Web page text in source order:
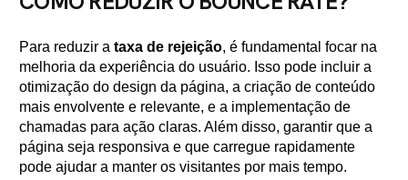
Para reduzir a taxa de rejeição, é fundamental focar na
melhoria da experiência do usuário. Isso pode incluir a
otimização do design da página, a criação de conteúdo
mais envolvente e relevante, e a implementação de
chamadas para ação claras. Além disso, garantir que a
página seja responsiva e que carregue rapidamente
pode ajudar a manter os visitantes por mais tempo.